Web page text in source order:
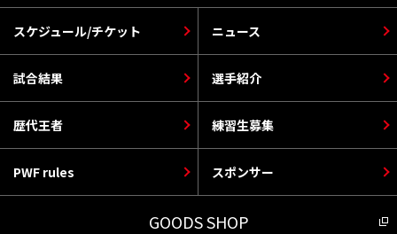
スケジュール/チケット
選手紹介
PWF rules
ニュース
歴代王者
スポンサー
試合結果
練習生募集
GOODS SHOP